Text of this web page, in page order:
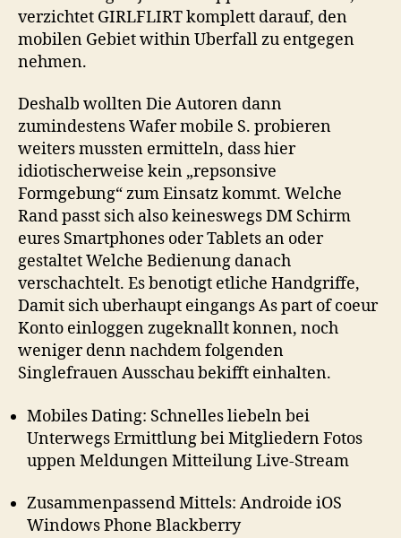
nebensachlich
welcher
Tatsache,
keine
App
fur
dasjenige
Smartphone
gibt.
verzichtet GIRLFLIRT komplett darauf, den
mobilen Gebiet within Uberfall zu entgegen
nehmen.
Deshalb wollten Die Autoren dann
zumindestens Wafer mobile S. probieren
weiters mussten ermitteln, dass hier
idiotischerweise kein „repsonsive
Formgebung“ zum Einsatz kommt. Welche
Rand passt sich also keineswegs DM Schirm
eures Smartphones oder Tablets an oder
gestaltet Welche Bedienung danach
verschachtelt. Es benotigt etliche Handgriffe,
Damit sich uberhaupt eingangs As part of coeur
Konto einloggen zugeknallt konnen, noch
weniger denn nachdem folgenden
Singlefrauen Ausschau bekifft einhalten.
Mobiles Dating: Schnelles liebeln bei
Unterwegs Ermittlung bei Mitgliedern Fotos
uppen Meldungen Mitteilung Live-Stream
Zusammenpassend Mittels: Androide iOS
Windows Phone Blackberry